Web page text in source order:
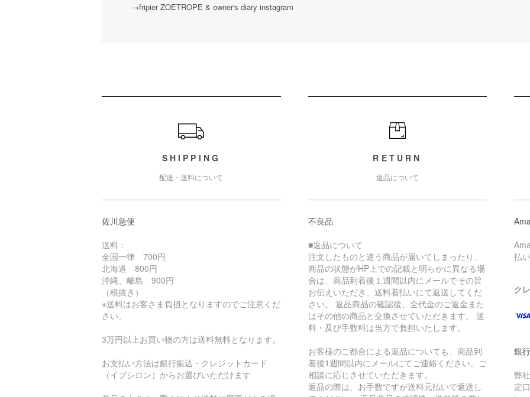
→fripier ZOETROPE & owner's diary instagram
SHIPPING
配送・送料について
佐川急便
送料：
全国一律 700円
北海道 800円
沖縄、離島 900円
（税抜き）
※送料はお客さま負担となりますのでご注意くだ
さい。
3万円以上お買い物の方は送料無料となります。
お支払い方法は銀行振込・クレジットカード
（イプシロン）からお選びいただけます
RETURN
返品について
不良品
■返品について
注文したものと違う商品が届いてしまったり、
商品の状態がHP上での記載と明らかに異なる場
合は、商品到着後１週間以内にメールでその旨
お伝えいただき、送料着払いにて返送してくだ
さい。 返品商品の確認後、全代金のご返金また
はその他の商品と交換させていただきます。 送
料・及び手数料は当方で負担いたします。
お客様のご都合による返品についても、商品到
着後1週間以内にメールにてご連絡ください。ご
相談に応じさせていただきます。
返品の際は、お手数ですが送料元払いで返送し
払
ク
銀
弊
定